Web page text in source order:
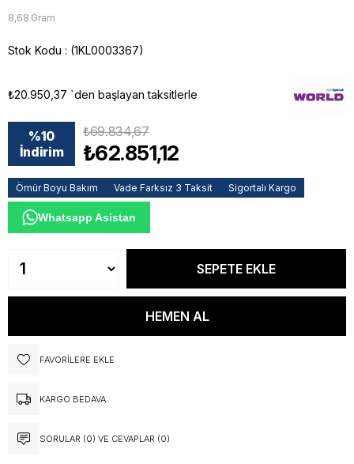
8,68 Gram
Stok Kodu (1KL0003367)
₺20.950,37 `den başlayan taksitlerle
%10
İndirim
₺69.834,67
₺62.851,12
Ömür Boyu Bakım Vade Farksız 3 Taksit Sigortalı Kargo
Whatsapp Asistan
FAVORILERE EKLE
KARGO BEDAVA
SORULAR (0) VE CEVAPLAR (0)